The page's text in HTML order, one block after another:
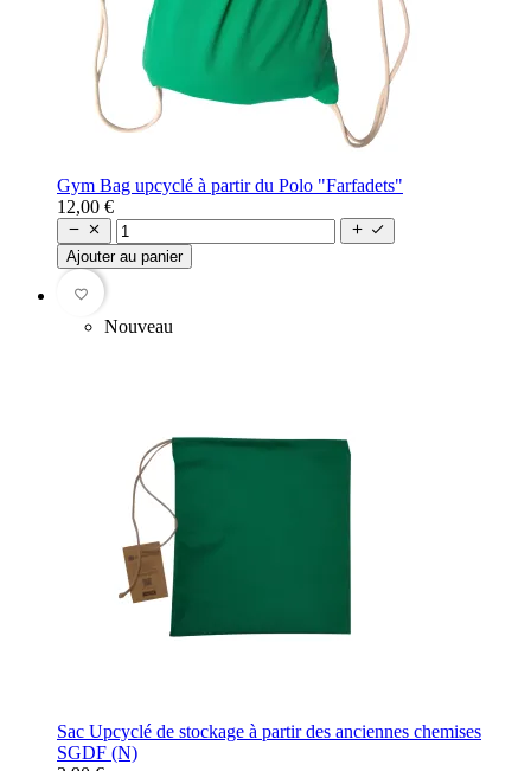
Gym Bag upcyclé à partir du Polo "Farfadets"
12,00 €
   
Ajouter au panier
favorite_border
Nouveau
Sac Upcyclé de stockage à partir des anciennes chemises
SGDF (N)